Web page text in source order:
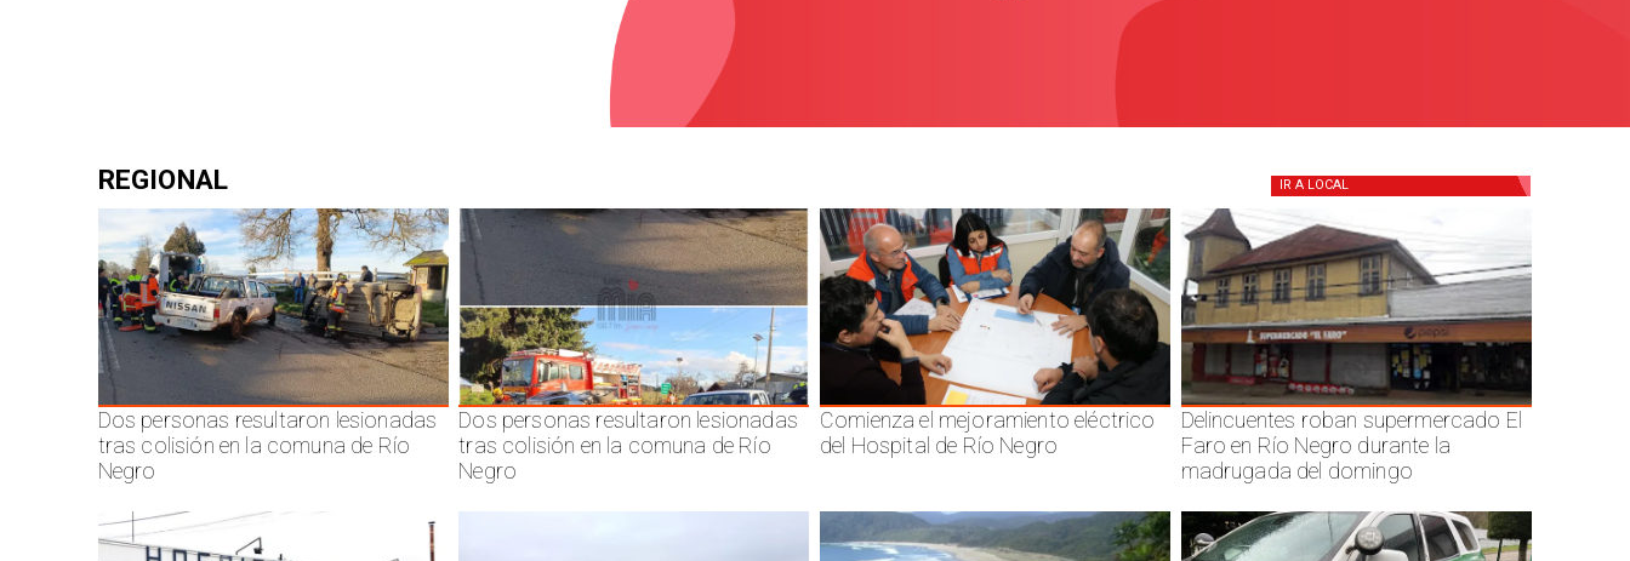
REGIONAL IR A LOCAL
Dos personas resultaron lesionadas
tras colisión en la comuna de Río
Negro
Dos personas resultaron lesionadas
tras colisión en la comuna de Río
Negro
Comienza el mejoramiento eléctrico
del Hospital de Río Negro
Delincuentes roban supermercado El
Faro en Río Negro durante la
madrugada del domingo